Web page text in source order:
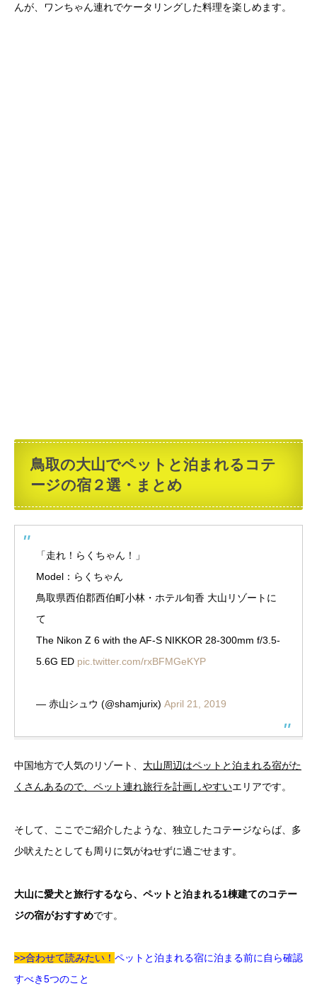
んが、ワンちゃん連れでケータリングした料理を楽しめます。
鳥取の大山でペットと泊まれるコテ
ージの宿２選・まとめ
「走れ！らくちゃん！」
Model：らくちゃん
鳥取県西伯郡西伯町小林・ホテル旬香 大山リゾートに
て
The Nikon Z 6 with the AF-S NIKKOR 28-300mm f/3.5-
5.6G ED pic.twitter.com/rxBFMGeKYP
— 赤山シュウ (@shamjurix) April 21, 2019
中国地方で人気のリゾート、 大山周辺はペットと泊まれる宿がた
くさんあるので、ペット連れ旅行を計画しやすいエリアです。
そして、ここでご紹介したような、独立したコテージならば、多
少吠えたとしても周りに気がねせずに過ごせます。
大山に愛犬と旅行するなら、ペットと泊まれる1棟建てのコテー
ジの宿がおすすめです。
>>合わせて読みたい！ ペットと泊まれる宿に泊まる前に自ら確認
すべき5つのこと